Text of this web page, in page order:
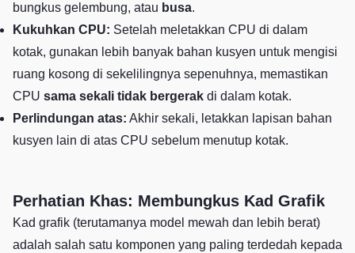
bungkus gelembung, atau busa.
Kukuhkan CPU: Setelah meletakkan CPU di dalam
kotak, gunakan lebih banyak bahan kusyen untuk mengisi
ruang kosong di sekelilingnya sepenuhnya, memastikan
CPU sama sekali tidak bergerak di dalam kotak.
Perlindungan atas: Akhir sekali, letakkan lapisan bahan
kusyen lain di atas CPU sebelum menutup kotak.
Perhatian Khas: Membungkus Kad Grafik
Kad grafik (terutamanya model mewah dan lebih berat)
adalah salah satu komponen yang paling terdedah kepada